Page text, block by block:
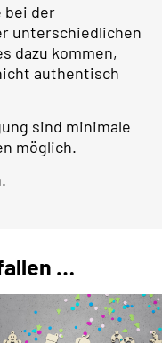
bei der
unterschiedlichen
dazu kommen,
authentisch
sind minimale
möglich.
…